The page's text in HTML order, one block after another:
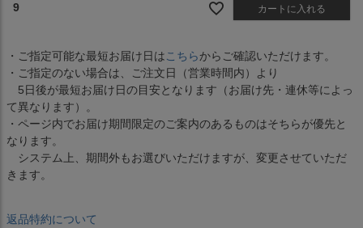
9 カートに入れる
・ご指定可能な最短お届け日は こちらからご確認いただけます。
・ご指定のない場合は、ご注文日（営業時間内）より
5日後が最短お届け日の目安となります（お届け先・連休等によっ
て異なります）。
・ページ内でお届け期間限定のご案内のあるものはそちらが優先と
なります。
システム上、期間外もお選びいただけますが、変更させていただ
きます。
返品特約について